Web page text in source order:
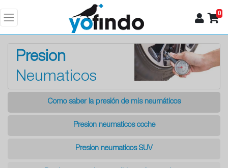
0
Presion
Neumaticos
Como saber la presión de mis neumáticos
Presion neumaticos coche
Presion neumaticos SUV